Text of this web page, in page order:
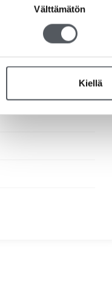
Välttämätön
Kiellä